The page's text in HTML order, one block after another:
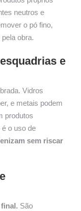
neutros e
o pó fino,
obra.
e
Vidros
e metais podem
produtos
o uso de
sem riscar
São